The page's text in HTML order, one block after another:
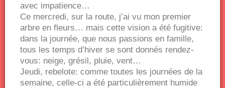
avec impatience…
Ce mercredi, sur la route, j’ai vu mon premier
arbre en fleurs… mais cette vision a été fugitive:
dans la journée, que nous passions en famille,
tous les temps d’hiver se sont donnés rendez-
vous: neige, grésil, pluie, vent…
Jeudi, rebelote: comme toutes les journées de la
semaine, celle-ci a été particulièrement humide